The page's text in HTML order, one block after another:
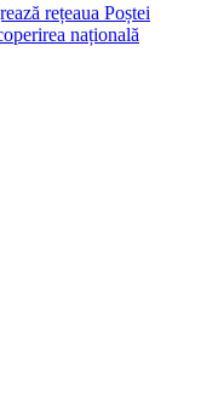
rețeaua Poștei
națională